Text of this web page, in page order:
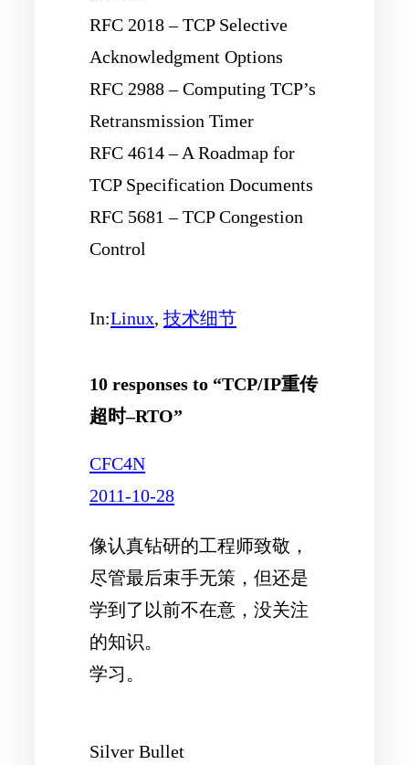
RFC 2018 – TCP Selective
Acknowledgment Options
RFC 2988 – Computing TCP’s
Retransmission Timer
RFC 4614 – A Roadmap for
TCP Specification Documents
RFC 5681 – TCP Congestion
Control
In:Linux, 技术细节
10 responses to “TCP/IP重传
超时–RTO”
CFC4N
2011-10-28
像认真钻研的工程师致敬，
尽管最后束手无策，但还是
学到了以前不在意，没关注
的知识。
学习。
Silver Bullet